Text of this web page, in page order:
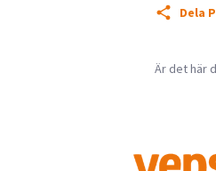
Dela
Är det här